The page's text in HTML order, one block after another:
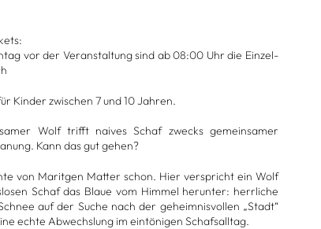
vor der Ver­an­stal­tung sind ab 08:00 Uhr die Ein­zel­
Kin­der zwi­schen 7 und 10 Jah­ren.
Wolf trifft nai­ves Schaf zwecks gemein­sa­mer
Kann das gut gehen?
von Marit­gen Mat­ter schon. Hier ver­spricht ein Wolf
Schaf das Blaue vom Him­mel her­un­ter: herr­li­che
auf der Suche nach der geheim­nis­vol­len „Stadt“
echte Abwechs­lung im ein­tö­ni­gen Schafs­all­tag.